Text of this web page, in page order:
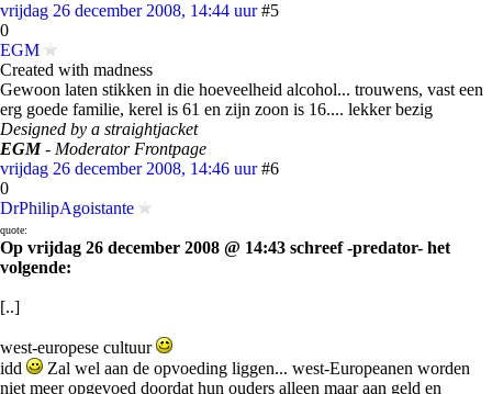
vrijdag 26 december 2008, 14:44 uur #5
0
EGM
Created with madness
Gewoon laten stikken in die hoeveelheid alcohol... trouwens, vast een
erg goede familie, kerel is 61 en zijn zoon is 16.... lekker bezig
Designed by a straightjacket
EGM- Moderator Frontpage
vrijdag 26 december 2008, 14:46 uur #6
0
DrPhilipAgoistante
quote:
Op vrijdag 26 december 2008 @ 14:43 schreef -predator- het
volgende:
[..]
west-europese cultuur
idd
Zal wel aan de opvoeding liggen... west-Europeanen worden
niet meer opgevoed doordat hun ouders alleen maar aan geld en